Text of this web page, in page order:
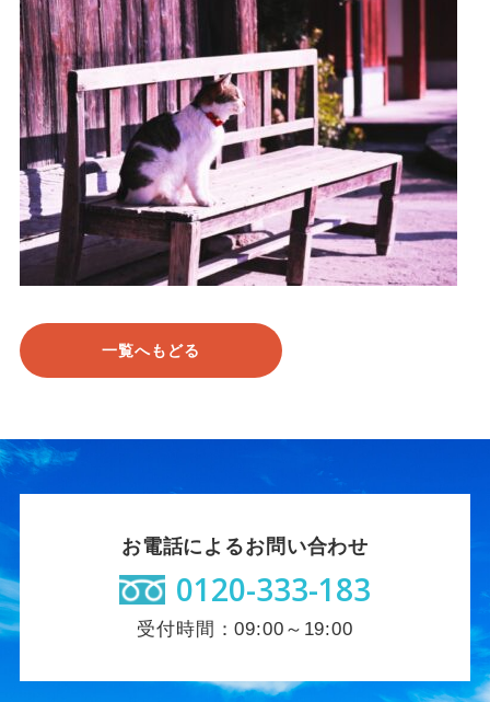
一覧へもどる
お電話によるお問い合わせ
0120-333-183
受付時間：09:00～19:00